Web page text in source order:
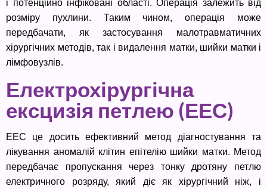
і потенційно інфіковані області. Операція залежить від
розміру пухлини. Таким чином, операція може
передбачати, як застосування малотравматичних
хірургічних методів, так і видалення матки, шийки матки і
лімфовузлів.
Електрохірургічна
ексцизія петлею (ЕЕС)
ЕЕС це досить ефективний метод діагностування та
лікування аномалій клітин епітелію шийки матки. Метод
передбачає пропускання через тонку дротяну петлю
електричного розряду, який діє як хірургічний ніж, і